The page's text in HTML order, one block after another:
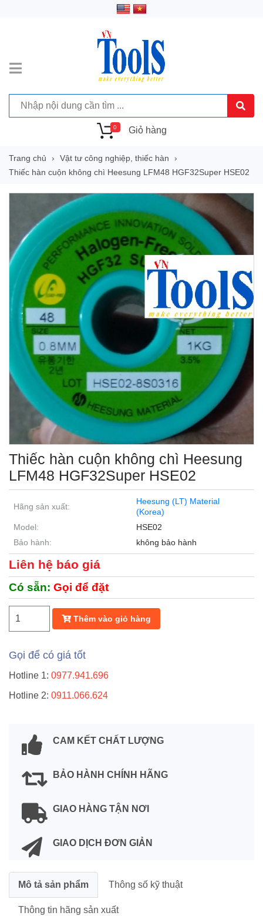
0 Giỏ hàng
Trang chủ
Vật tư công nghiệp, thiếc hàn
Thiếc hàn cuộn không chì Heesung LFM48 HGF32Super HSE02
Thiếc hàn cuộn không chì Heesung
LFM48 HGF32Super HSE02
Hãng sản xuất:
Heesung (LT) Material
(Korea)
Model:
HSE02
Bảo hành:
không bảo hành
Liên hệ báo giá
Có sẵn: Gọi để đặt
Thêm vào giỏ hàng
Gọi để có giá tốt
Hotline 1: 0977.941.696
Hotline 2: 0911.066.624
CAM KẾT CHẤT LƯỢNG
BẢO HÀNH CHÍNH HÃNG
GIAO HÀNG TẬN NƠI
GIAO DỊCH ĐƠN GIẢN
Mô tả sản phẩm Thông số kỹ thuật
Thông tin hãng sản xuất